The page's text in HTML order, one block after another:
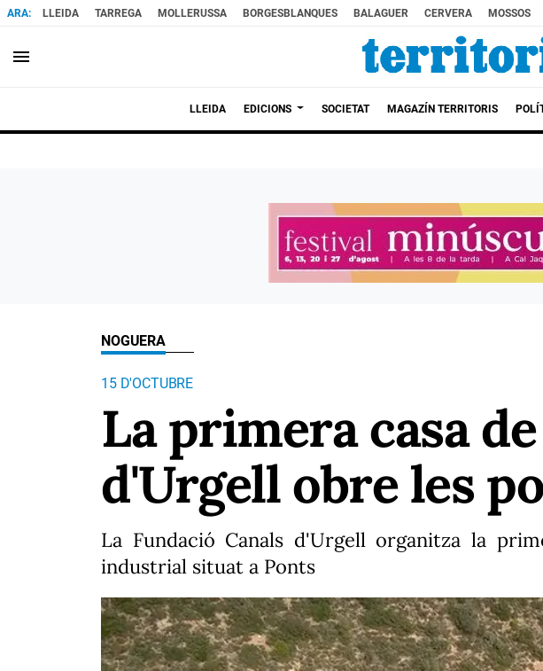
LLEIDA TARREGA MOLLERUSSA BORGESBLANQUES BALAGUER CERVERA MOSSOS
menu
LLEIDA EDICIONS SOCIETAT MAGAZÍN TERRITORIS
NOGUERA
15 D'OCTUBRE
La primera casa
d'Urgell obre les
La Fundació Canals d'Urgell organitza la
industrial situat a Ponts